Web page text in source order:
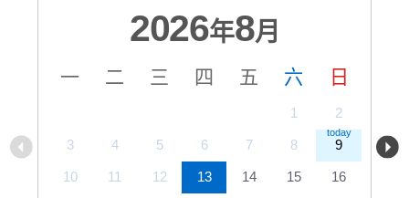
2026年8月
一 二 三 四 五 六 日
1 2
3 4 5 6 7 8 9
10 11 12 13 14 15 16